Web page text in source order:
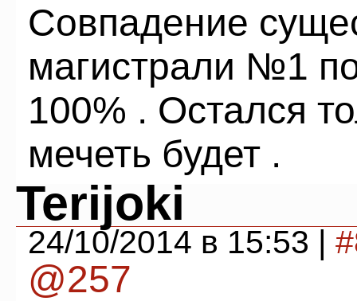
Совпадение
магистрали №1
100% . Остался
мечеть будет .
Terijoki
24/10/2014 в 15:53 |
@257